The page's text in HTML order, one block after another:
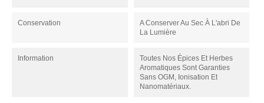
Conservation
A Conserver Au Sec À L'abri De
La Lumière
Information
Toutes Nos Épices Et Herbes
Aromatiques Sont Garanties
Sans OGM, Ionisation Et
Nanomatériaux.